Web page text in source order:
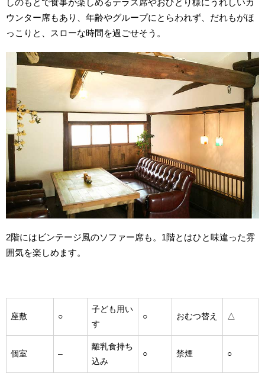
しのもとで食事が楽しめるテラス席やおひとり様にうれしいカ
ウンター席もあり、年齢やグループにとらわれず、だれもがほ
っこりと、スローな時間を過ごせそう。
2階にはビンテージ風のソファー席も。1階とはひと味違った雰
囲気を楽しめます。
座敷 ○
子ども用い
す
○ おむつ替え △
個室 –
離乳食持ち
込み
○ 禁煙 ○